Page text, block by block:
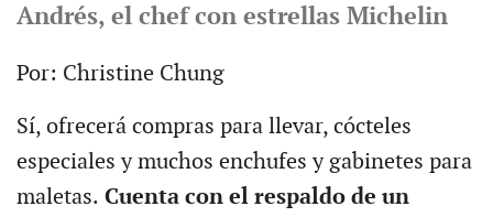
Andrés, el chef con estrellas Michelin
Por: Christine Chung
Sí, ofrecerá compras para llevar, cócteles
especiales y muchos enchufes y gabinetes para
maletas. Cuenta con el respaldo de un